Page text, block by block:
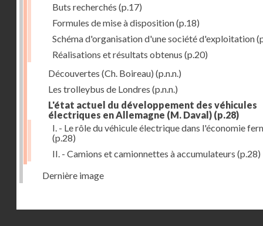
Buts recherchés (p.17)
Formules de mise à disposition(p.18)
Schéma d'organisation d'une société d'exploitation
Réalisations et résultats obtenus (p.20)
Découvertes (Ch. Boireau) (p.n.n.)
Les trolleybus de Londres (p.n.n.)
L'état actuel du développement des véhicules
électriques en Allemagne (M. Daval) (p.28)
I. - Le rôle du véhicule électrique dans l'économie
(p.28)
II. - Camions et camionnettes à accumulateurs (p.28)
Dernière image